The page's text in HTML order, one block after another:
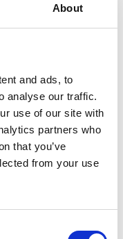
About
and ads, to
analyse our traffic.
use of our site with
partners who
that you’ve
from your use
όψη, χαρίζει μία
— είτε πρόκειται για
εξόδους.
δε μαυρίζει!